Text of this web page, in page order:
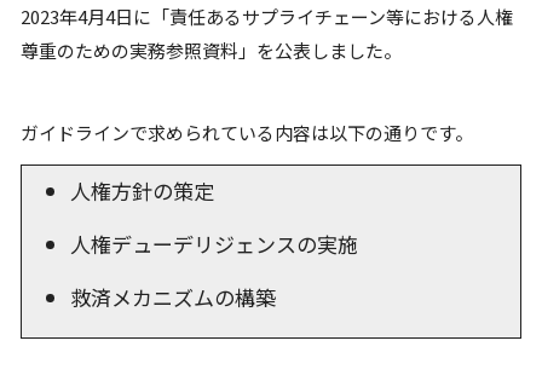
2023年4月4日に「責任あるサプライチェーン等における人権
尊重のための実務参照資料」を公表しました。
ガイドラインで求められている内容は以下の通りです。
人権方針の策定
人権デューデリジェンスの実施
救済メカニズムの構築